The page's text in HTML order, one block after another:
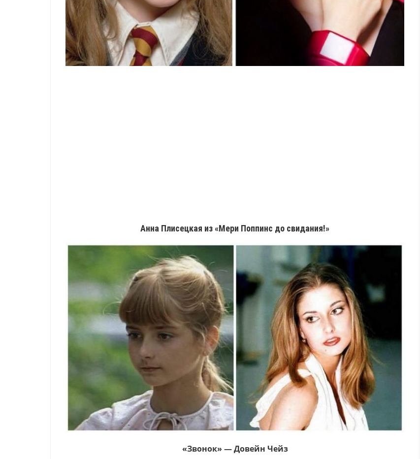
Анна Плисецкая из «Мери Поппинс до свидания!»
«Звонок» — Довейн Чейз